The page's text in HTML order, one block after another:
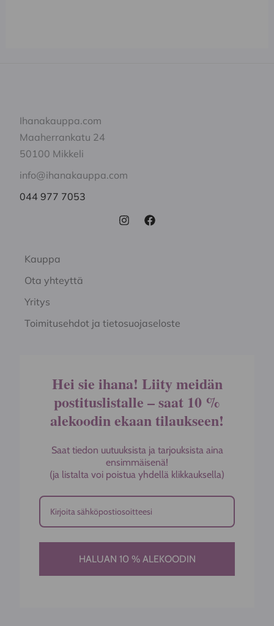
Ihanakauppa.com
Maaherrankatu 24
50100 Mikkeli
info@ihanakauppa.com
044 977 7053
Kauppa
Ota yhteyttä
Yritys
Toimitusehdot ja tietosuojaseloste
Hei sie ihana! Liity meidän
postituslistalle – saat 10 %
alekoodin ekaan tilaukseen!
Saat tiedon uutuuksista ja tarjouksista aina
ensimmäisenä!
(ja listalta voi poistua yhdellä klikkauksella)
HALUAN 10 % ALEKOODIN